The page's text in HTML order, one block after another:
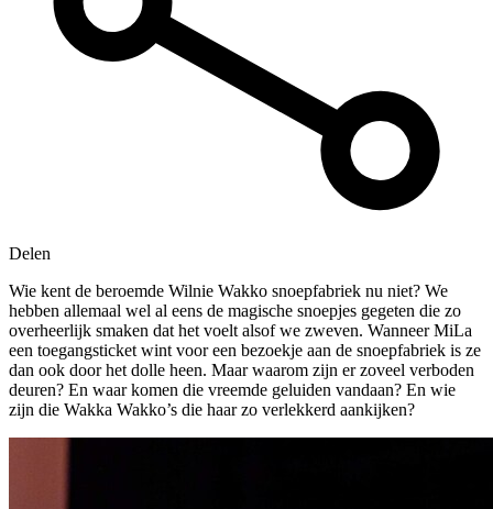
Delen
Wie kent de beroemde Wilnie Wakko snoepfabriek nu niet? We
hebben allemaal wel al eens de magische snoepjes gegeten die zo
overheerlijk smaken dat het voelt alsof we zweven. Wanneer MiLa
een toegangsticket wint voor een bezoekje aan de snoepfabriek is ze
dan ook door het dolle heen. Maar waarom zijn er zoveel verboden
deuren? En waar komen die vreemde geluiden vandaan? En wie
zijn die Wakka Wakko’s die haar zo verlekkerd aankijken?